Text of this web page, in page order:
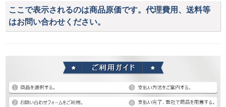
ここで表示されるのは商品原価です。代理費用、送料等
はお問い合わせください。